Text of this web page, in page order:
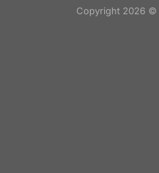
Copyright 2026 ©